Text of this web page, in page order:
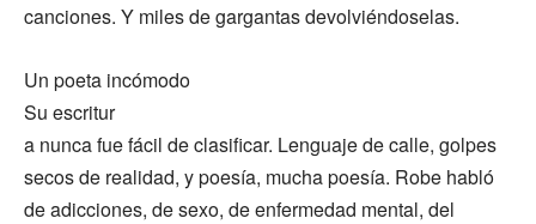
canciones. Y miles de gargantas devolviéndoselas.
Un poeta incómodo
Su escritur
a nunca fue fácil de clasificar. Lenguaje de calle, golpes
secos de realidad, y poesía, mucha poesía. Robe habló
de adicciones, de sexo, de enfermedad mental, del